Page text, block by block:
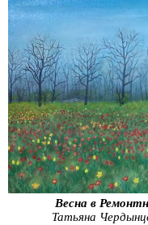
Весна в
Татьяна